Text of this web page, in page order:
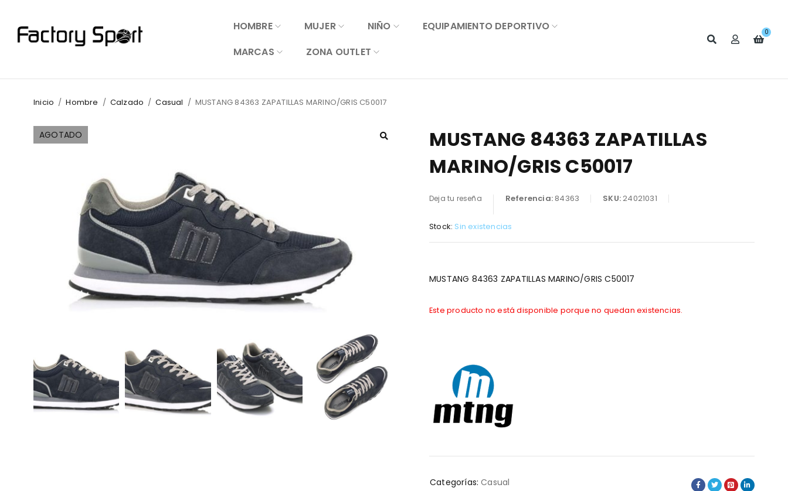
HOMBRE MUJER NIÑO
EQUIPAMIENTO DEPORTIVO
MARCAS
ZONA OUTLET
0
Inicio / Hombre / Calzado / Casual / MUSTANG 84363 ZAPATILLAS MARINO/GRIS C50017
AGOTADO
MUSTANG 84363 ZAPATILLAS
MARINO/GRIS C50017
Deja tu reseña Referencia: 84363 SKU:24021031
Stock: Sin existencias
MUSTANG 84363 ZAPATILLAS MARINO/GRIS C50017
Este producto no está disponible porque no quedan existencias.
Categorías: Casual